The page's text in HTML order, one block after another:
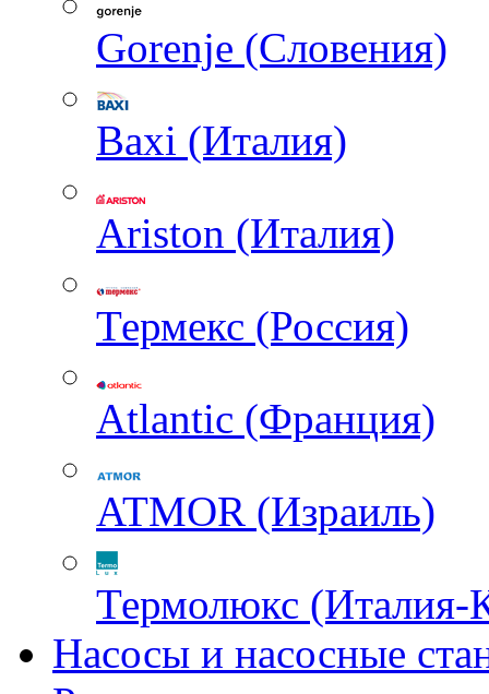
Gorenje (Словения)
Baxi (Италия)
Ariston (Италия)
Термекс (Россия)
Atlantic (Франция)
ATMOR (Израиль)
Термолюкс (Италия-
Насосы и насосные